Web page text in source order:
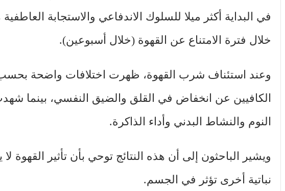
في البداية أكثر ميلا للسلوك الاندفاعي والاستجابة
خلال فترة الامتناع عن القهوة (خلال أسبوعين).
وعند استئناف شرب القهوة، ظهرت اختلافات واضحة بحسب
الكافيين عن انخفاض في القلق والضيق النفسي، بينما
النوم والنشاط البدني وأداء الذاكرة.
ويشير الباحثون إلى أن هذه النتائج توحي بأن تأثير
نباتية أخرى تؤثر في الجسم.